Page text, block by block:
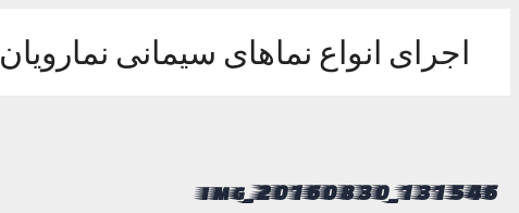
اجرای انواع نماهای سیمانی نمارویان
img_20160830_131546